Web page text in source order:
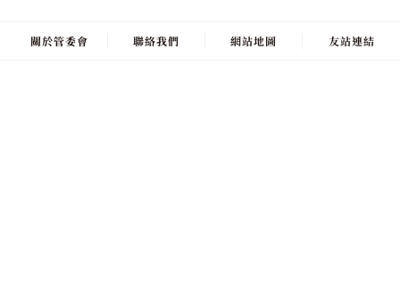
關於管委會 聯絡我們 網站地圖 友站連結